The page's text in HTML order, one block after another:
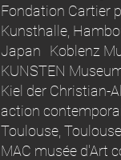
Fondation Cartier
Kunsthalle,
Japan Koblenz
KUNSTEN
Kiel der Christian-
action
Toulouse,
MAC musée d'Art